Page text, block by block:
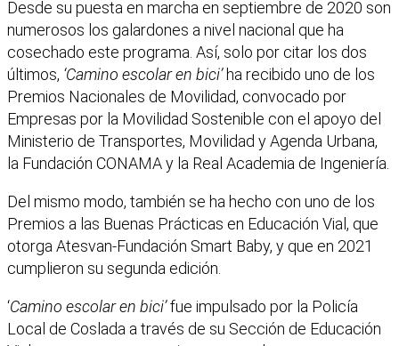
Desde su puesta en marcha en septiembre de 2020 son
numerosos los galardones a nivel nacional que ha
cosechado este programa. Así, solo por citar los dos
últimos, ‘Camino escolar en bici’ ha recibido uno de los
Premios Nacionales de Movilidad, convocado por
Empresas por la Movilidad Sostenible con el apoyo del
Ministerio de Transportes, Movilidad y Agenda Urbana,
la Fundación CONAMA y la Real Academia de Ingeniería.
Del mismo modo, también se ha hecho con uno de los
Premios a las Buenas Prácticas en Educación Vial, que
otorga Atesvan-Fundación Smart Baby, y que en 2021
cumplieron su segunda edición.
‘Camino escolar en bici’fue impulsado por la Policía
Local de Coslada a través de su Sección de Educación